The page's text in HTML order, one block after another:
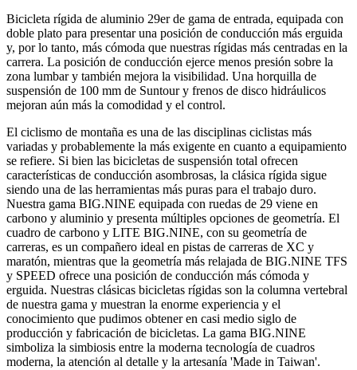
Bicicleta rígida de aluminio 29er de gama de entrada, equipada con
doble plato para presentar una posición de conducción más erguida
y, por lo tanto, más cómoda que nuestras rígidas más centradas en la
carrera. La posición de conducción ejerce menos presión sobre la
zona lumbar y también mejora la visibilidad. Una horquilla de
suspensión de 100 mm de Suntour y frenos de disco hidráulicos
mejoran aún más la comodidad y el control.
El ciclismo de montaña es una de las disciplinas ciclistas más
variadas y probablemente la más exigente en cuanto a equipamiento
se refiere. Si bien las bicicletas de suspensión total ofrecen
características de conducción asombrosas, la clásica rígida sigue
siendo una de las herramientas más puras para el trabajo duro.
Nuestra gama BIG.NINE equipada con ruedas de 29 viene en
carbono y aluminio y presenta múltiples opciones de geometría. El
cuadro de carbono y LITE BIG.NINE, con su geometría de
carreras, es un compañero ideal en pistas de carreras de XC y
maratón, mientras que la geometría más relajada de BIG.NINE TFS
y SPEED ofrece una posición de conducción más cómoda y
erguida. Nuestras clásicas bicicletas rígidas son la columna vertebral
de nuestra gama y muestran la enorme experiencia y el
conocimiento que pudimos obtener en casi medio siglo de
producción y fabricación de bicicletas. La gama BIG.NINE
simboliza la simbiosis entre la moderna tecnología de cuadros
moderna, la atención al detalle y la artesanía 'Made in Taiwan'.